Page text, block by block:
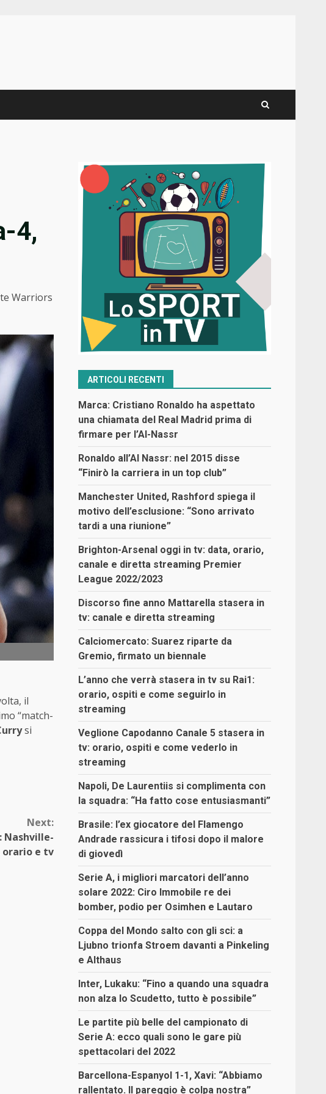
4,
Warriors
il
“match-
si
Next:
Nashville-
e tv
ARTICOLI RECENTI
Marca: Cristiano Ronaldo ha aspettato
una chiamata del Real Madrid prima di
firmare per l’Al-Nassr
Ronaldo all’Al Nassr: nel 2015 disse
“Finirò la carriera in un top club”
Manchester United, Rashford spiega il
motivo dell’esclusione: “Sono arrivato
tardi a una riunione”
Brighton-Arsenal oggi in tv: data, orario,
canale e diretta streaming Premier
League 2022/2023
Discorso fine anno Mattarella stasera in
tv: canale e diretta streaming
Calciomercato: Suarez riparte da
Gremio, firmato un biennale
L’anno che verrà stasera in tv su Rai1:
orario, ospiti e come seguirlo in
streaming
Veglione Capodanno Canale 5 stasera in
tv: orario, ospiti e come vederlo in
streaming
Napoli, De Laurentiis si complimenta con
la squadra: “Ha fatto cose entusiasmanti”
Brasile: l’ex giocatore del Flamengo
Andrade rassicura i tifosi dopo il malore
di giovedì
Serie A, i migliori marcatori dell’anno
solare 2022: Ciro Immobile re dei
bomber, podio per Osimhen e Lautaro
Coppa del Mondo salto con gli sci: a
Ljubno trionfa Stroem davanti a Pinkeling
e Althaus
Inter, Lukaku: “Fino a quando una squadra
non alza lo Scudetto, tutto è possibile”
Le partite più belle del campionato di
Serie A: ecco quali sono le gare più
spettacolari del 2022
Barcellona-Espanyol 1-1, Xavi: “Abbiamo
rallentato. Il pareggio è colpa nostra”